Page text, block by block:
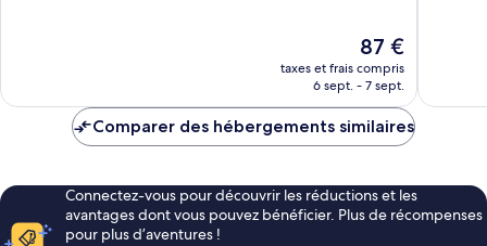
Le
nouveau
prix
de
87 €
taxes et frais compris
6 sept. - 7 sept.
Comparer des hébergements similaires
Connectez-vous pour découvrir les réductions et les
avantages dont vous pouvez bénéficier. Plus de récompenses
pour plus d’aventures !